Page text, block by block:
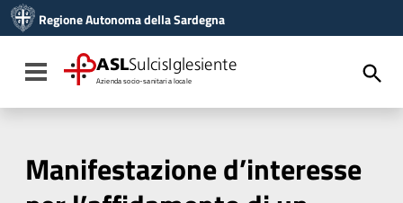
Vai al menu di navigazione
Vai al footer
Regione Autonoma della Sardegna
Toggle navigation
ASLSulcisIglesiente
Azienda socio-sanitaria locale
Manifestazione d’interesse